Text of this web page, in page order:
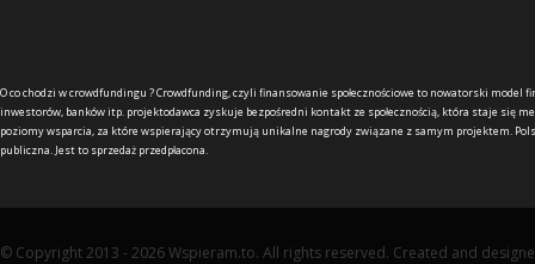
O co chodzi w crowdfundingu ?Crowdfunding, czyli finansowanie społecznościowe to nowatorski model
inwestorów, banków itp. projektodawca zyskuje bezpośredni kontakt ze społecznością, która staje się
poziomy wsparcia, za które wspierający otrzymują unikalne nagrody związane z samym projektem.
publiczna. Jest to sprzedaż przedpłacona.
© Copyright 2013 - 2026 Wspieram.to. All rights reserved. Created and